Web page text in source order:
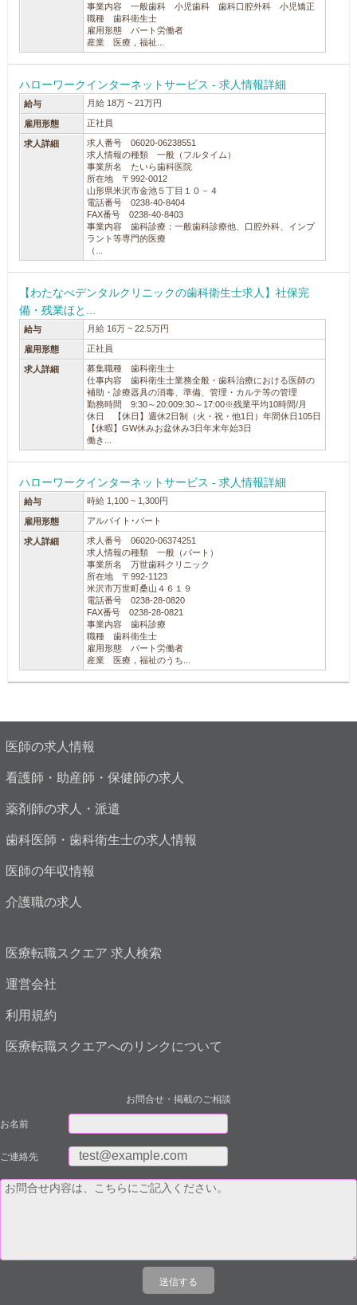
事業内容 一般歯科 小児歯科 歯科口腔外科 小児矯正
職種 歯科衛生士
雇用形態 パート労働者
産業 医療，福祉...
ハローワークインターネットサービス - 求人情報詳細
給与 月給 18万 ~ 21万円
雇用形態 正社員
求人詳細
求人番号 06020-06238551
求人情報の種類 一般（フルタイム）
事業所名 たいら歯科医院
所在地 〒992-0012
山形県米沢市金池５丁目１０－４
電話番号 0238-40-8404
FAX番号 0238-40-8403
事業内容 歯科診療：一般歯科診療他、口腔外科、インプ
ラント等専門的医療
（...
【わたなべデンタルクリニックの歯科衛生士求人】社保完
備・残業ほと...
給与 月給 16万 ~ 22.5万円
雇用形態 正社員
求人詳細
募集職種 歯科衛生士
仕事内容 歯科衛生士業務全般・歯科治療における医師の
補助・診療器具の消毒、準備、管理・カルテ等の管理
勤務時間 9:30～20:009:30～17:00※残業平均10時間/月
休日 【休日】週休2日制（火・祝・他1日）年間休日105日
【休暇】GW休みお盆休み3日年末年始3日
働き...
ハローワークインターネットサービス - 求人情報詳細
給与 時給 1,100 ~ 1,300円
雇用形態 アルバイト･パート
求人詳細
求人番号 06020-06374251
求人情報の種類 一般（パート）
事業所名 万世歯科クリニック
所在地 〒992-1123
米沢市万世町桑山４６１９
電話番号 0238-28-0820
FAX番号 0238-28-0821
事業内容 歯科診療
職種 歯科衛生士
雇用形態 パート労働者
産業 医療，福祉のうち...
医師の求人情報
看護師・助産師・保健師の求人
薬剤師の求人・派遣
歯科医師・歯科衛生士の求人情報
医師の年収情報
介護職の求人
医療転職スクエア 求人検索
運営会社
利用規約
医療転職スクエアへのリンクについて
お問合せ・掲載のご相談
お名前
ご連絡先